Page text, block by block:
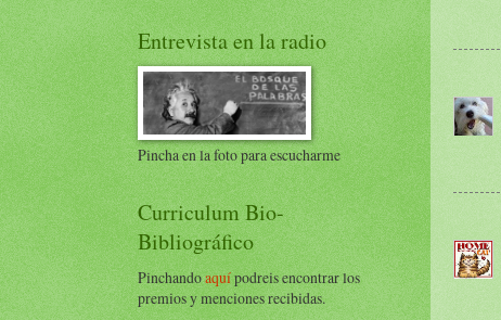
Entrevista en la radio
Pincha en la foto para escucharme
Curriculum Bio-
Bibliográfico
Pinchandoaquípodreis encontrar los
premios y menciones recibidas.